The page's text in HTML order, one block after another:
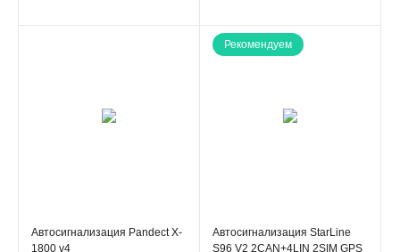
Автосигнализация Pandect X-
1800 v4
Рекомендуем
Автосигнализация StarLine
S96 V2 2CAN+4LIN 2SIM GPS